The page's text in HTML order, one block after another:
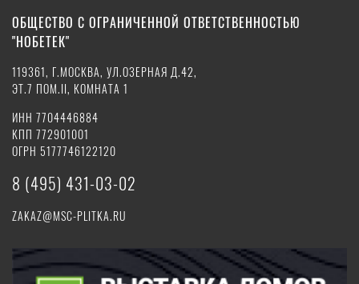
ОБЩЕСТВО С ОГРАНИЧЕННОЙ ОТВЕТСТВЕННОСТЬЮ
"НОБЕТЕК"
119361, Г.МОСКВА, УЛ.ОЗЕРНАЯ Д.42,
ЭТ.7 ПОМ.II, КОМНАТА 1
ИНН 7704446884
КПП 772901001
ОГРН 5177746122120
8 (495) 431-03-02
ZAKAZ@MSC-PLITKA.RU